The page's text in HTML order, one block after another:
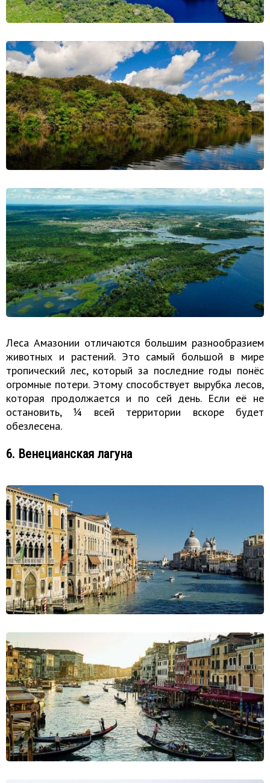
Леса Амазонии отличаются большим разнообразием
животных и растений. Это самый большой в мире
тропический лес, который за последние годы понёс
огромные потери. Этому способствует вырубка лесов,
которая продолжается и по сей день. Если её не
остановить, ¼ всей территории вскоре будет
обезлесена.
6. Венецианская лагуна